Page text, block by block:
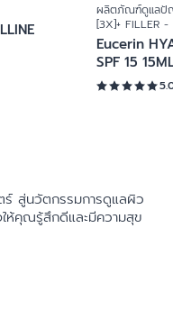
ผลิตภัณฑ์ดูแลปัญ
[3X]+ FILLER
Eucerin
SPF 15
ร์ สู่นวัตกรรมการดูแลผิว
คุณรู้สึกดีและมีความสุข